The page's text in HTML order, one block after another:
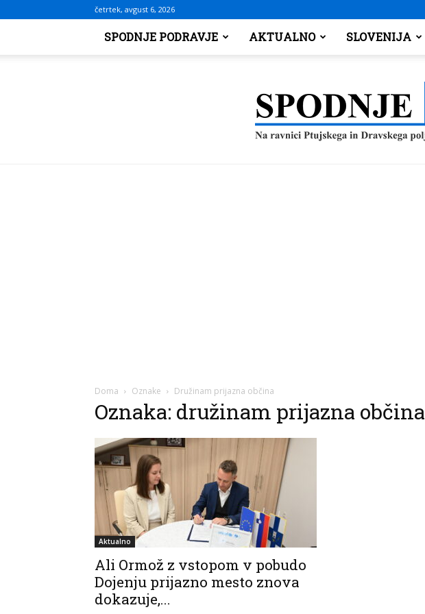
četrtek, avgust 6, 2026
SPODNJE PODRAVJE AKTUALNO SLOVENIJA
Doma Oznake Družinam prijazna občina
Oznaka: družinam prijazna občina
Aktualno
Ali Ormož z vstopom v pobudo
Dojenju prijazno mesto znova
dokazuje,...